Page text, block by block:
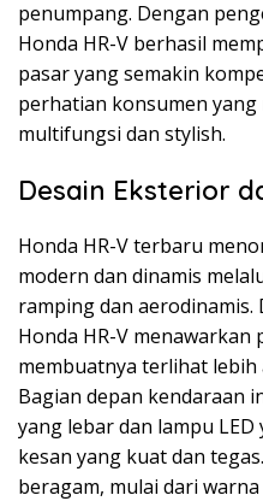
penumpang. Dengan
Honda HR-V berhasil
pasar yang semakin
perhatian konsumen
multifungsi dan stylish.
Desain Eksterior
Honda HR-V terbaru
modern dan dinamis
ramping dan aerodinamis.
Honda HR-V
membuatnya terlihat
Bagian depan kendaraan
yang lebar dan lampu
kesan yang kuat dan
beragam, mulai dari